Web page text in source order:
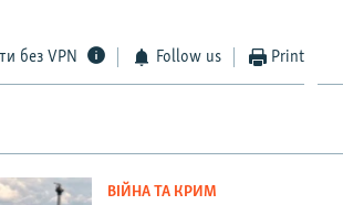
без VPN Follow us Print
ВІЙНА ТА КРИМ